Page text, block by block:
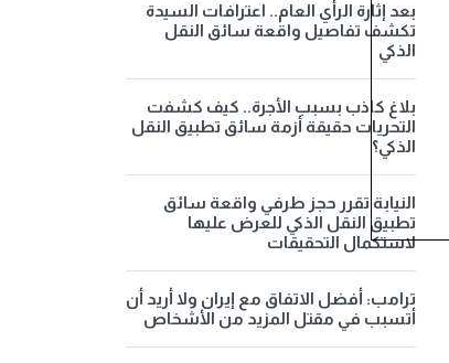
بعد إثارة الرأي العام.. اعترافات السيدة
تكشف تفاصيل واقعة سائق النقل
الذكي
بلاغ كاذب بسبب الأجرة.. كيف كشفت
التحريات حقيقة أزمة سائق تطبيق النقل
الذكي؟
النيابة تقرر حجز طرفي واقعة سائق
تطبيق النقل الذكي للعرض عليها
لاستكمال التحقيقات
ترامب: أفضل الاتفاق مع إيران ولا أريد أن
أتسبب في مقتل المزيد من الأشخاص